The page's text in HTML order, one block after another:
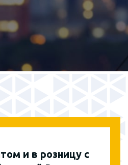
и в розницу с